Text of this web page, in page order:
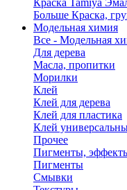
Краска Tamiya
Больше Краска,
Модельная химия
Все - Модельная
Для дерева
Масла, пропитки
Морилки
Клей
Клей для дерева
Клей для пластика
Клей
Прочее
Пигменты,
Пигменты
Смывки